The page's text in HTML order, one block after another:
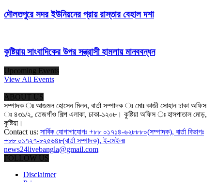
দৌলতপুরে সদর ইউনিয়নের প্রায় রাস্তার বেহাল দশা
কুষ্টিয়ায় সাংবাদিকের উপর সন্ত্রাসী হামলায় মানববন্ধন
Upcoming Events
View All Events
ABOUT US
সম্পাদক ঃ আজমল হোসেন মিলন, বার্তা সম্পাদক ঃ মোঃ কাজী সোহান ঢাকা অফিস
ঃ ৪৩১/২, তেজগাঁও শিল্প এলাকা, ঢাকা-১২০৮। কুষ্টিয়া অফিস ঃ হাসপাতাল মোড়,
কুষ্টিয়া।
Contact us: সার্বিক যোগাগাযোগঃ +৮৮ ০১৭১৪-৬২৮৮৮০(সম্পাদক), বার্তা বিভাগঃ
+৮৮ ০১৭২৭-৮২৫৬৪৮(বার্তা সম্পাদক), ই-মেইলঃ
news24livebangla@gmail.com
FOLLOW US
Disclaimer